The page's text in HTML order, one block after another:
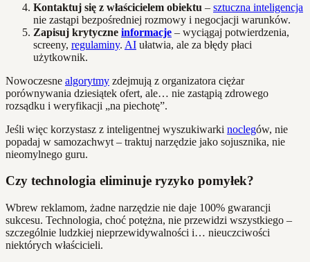
Kontaktuj się z właścicielem obiektu – sztuczna inteligencja
nie zastąpi bezpośredniej rozmowy i negocjacji warunków.
Zapisuj krytyczne informacje – wyciągaj potwierdzenia,
screeny, regulaminy. AI ułatwia, ale za błędy płaci
użytkownik.
Nowoczesne algorytmy zdejmują z organizatora ciężar
porównywania dziesiątek ofert, ale… nie zastąpią zdrowego
rozsądku i weryfikacji „na piechotę”.
Jeśli więc korzystasz z inteligentnej wyszukiwarki noclegów, nie
popadaj w samozachwyt – traktuj narzędzie jako sojusznika, nie
nieomylnego guru.
Czy technologia eliminuje ryzyko pomyłek?
Wbrew reklamom, żadne narzędzie nie daje 100% gwarancji
sukcesu. Technologia, choć potężna, nie przewidzi wszystkiego –
szczególnie ludzkiej nieprzewidywalności i… nieuczciwości
niektórych właścicieli.